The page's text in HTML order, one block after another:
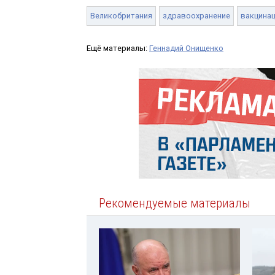
Великобритания здравоохранение
Ещё материалы: Геннадий Онищенко
Рекомендуемые материалы